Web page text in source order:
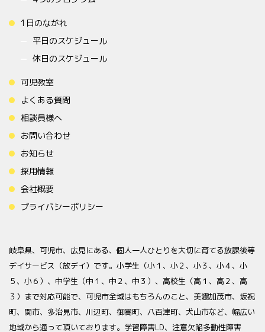
1日のながれ
平日のスケジュール
休日のスケジュール
可児教室
よくある質問
相談員様へ
お問い合わせ
お知らせ
採用情報
会社概要
プライバシーポリシー
岐阜県、可児市、広見にある、個人一人ひとりを大切に育てる放課後等
デイサービス（放デイ）です。小学生（小１、小２、小３、小４、小
５、小６）、中学生（中１、中２、中３）、高校生（高１、高２、高
３）まで対応可能で、可児市全域はもちろんのこと、美濃加茂市、坂祝
町、関市、多治見市、川辺町、御嵩町、八百津町、犬山市など、幅広い
地域から通って頂いております。学習障害LD、注意欠陥多動性障害